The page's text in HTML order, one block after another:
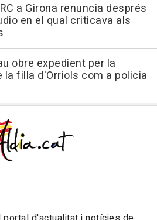
a Girona renuncia després
en el qual criticava als
obre expedient per la
filla d'Orriols com a policia